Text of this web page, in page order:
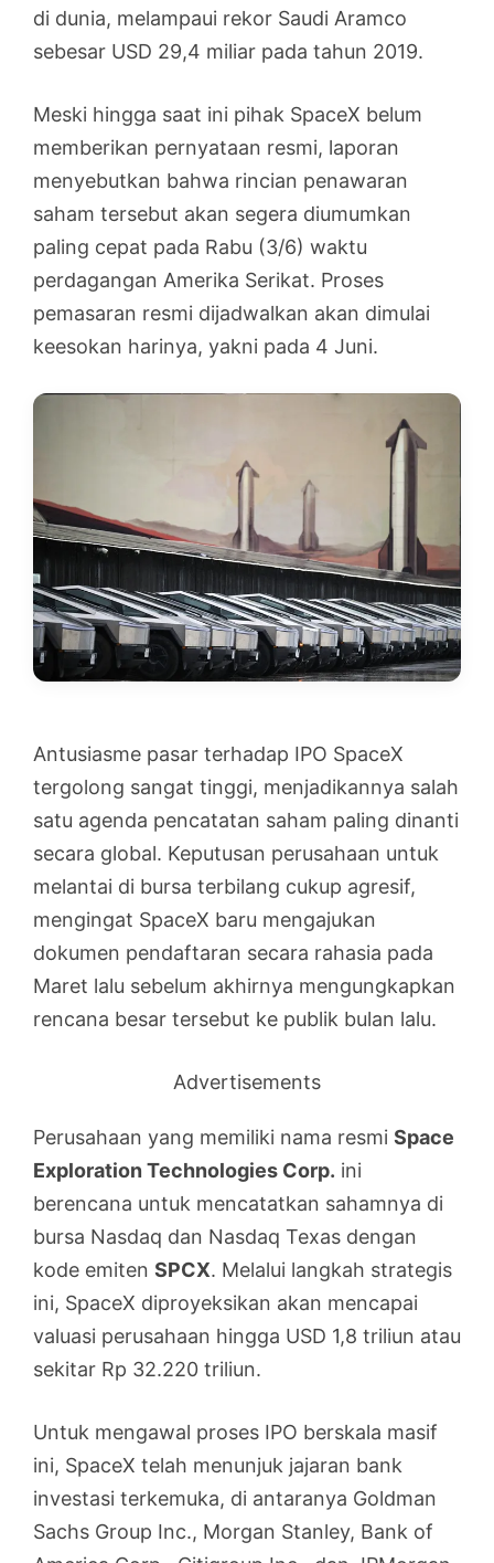
di dunia, melampaui rekor Saudi Aramco
sebesar USD 29,4 miliar pada tahun 2019.
Meski hingga saat ini pihak SpaceX belum
memberikan pernyataan resmi, laporan
menyebutkan bahwa rincian penawaran
saham tersebut akan segera diumumkan
paling cepat pada Rabu (3/6) waktu
perdagangan Amerika Serikat. Proses
pemasaran resmi dijadwalkan akan dimulai
keesokan harinya, yakni pada 4 Juni.
Antusiasme pasar terhadap IPO SpaceX
tergolong sangat tinggi, menjadikannya salah
satu agenda pencatatan saham paling dinanti
secara global. Keputusan perusahaan untuk
melantai di bursa terbilang cukup agresif,
mengingat SpaceX baru mengajukan
dokumen pendaftaran secara rahasia pada
Maret lalu sebelum akhirnya mengungkapkan
rencana besar tersebut ke publik bulan lalu.
Advertisements
Perusahaan yang memiliki nama resmi Space
Exploration Technologies Corp. ini
berencana untuk mencatatkan sahamnya di
bursa Nasdaq dan Nasdaq Texas dengan
kode emiten SPCX. Melalui langkah strategis
ini, SpaceX diproyeksikan akan mencapai
valuasi perusahaan hingga USD 1,8 triliun atau
sekitar Rp 32.220 triliun.
Untuk mengawal proses IPO berskala masif
ini, SpaceX telah menunjuk jajaran bank
investasi terkemuka, di antaranya Goldman
Sachs Group Inc., Morgan Stanley, Bank of